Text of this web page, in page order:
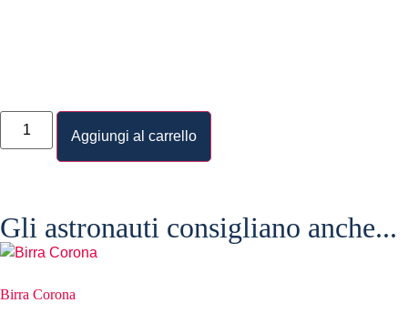
Aggiungi al carrello
Gli astronauti consigliano anche...
Birra Corona